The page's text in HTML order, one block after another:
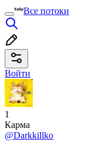
Все потоки
Войти
1
Карма
@Darkkillko